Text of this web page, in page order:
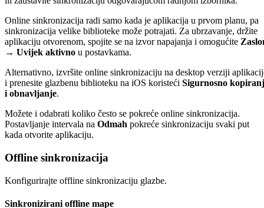
Online sinkronizacija radi samo kada je aplikacija u prvom planu, pa
sinkronizacija velike biblioteke može potrajati. Za ubrzavanje, držite
aplikaciju otvorenom, spojite se na izvor napajanja i omogućite
→ Uvijek aktivno u postavkama.
Alternativno, izvršite online sinkronizaciju na desktop verziji
i prenesite glazbenu biblioteku na iOS koristeći Sigurnosno
i obnavljanje.
Možete i odabrati koliko često se pokreće online sinkronizacija.
Postavljanje intervala na Odmah pokreće sinkronizaciju svaki put
kada otvorite aplikaciju.
Offline sinkronizacija
Konfigurirajte offline sinkronizaciju glazbe.
Sinkronizirani offline mape